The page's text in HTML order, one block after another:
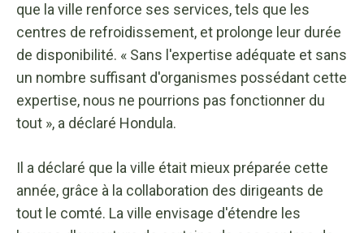
que la ville renforce ses services, tels que les
centres de refroidissement, et prolonge leur durée
de disponibilité. « Sans l'expertise adéquate et sans
un nombre suffisant d'organismes possédant cette
expertise, nous ne pourrions pas fonctionner du
tout », a déclaré Hondula.
Il a déclaré que la ville était mieux préparée cette
année, grâce à la collaboration des dirigeants de
tout le comté. La ville envisage d'étendre les